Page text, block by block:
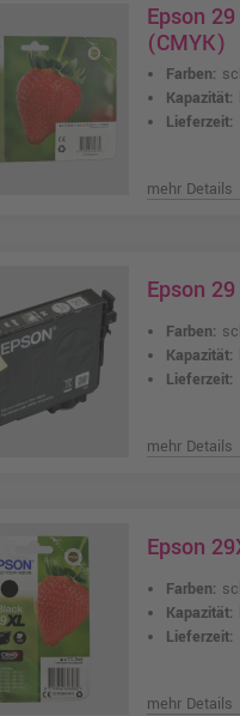
Epson
(CMYK)
Farben:
Kapazität:
Lieferzeit:
mehr Details
Epson
Farben:
Kapazität:
Lieferzeit:
mehr Details
Epson
Farben:
Kapazität:
Lieferzeit:
mehr Details